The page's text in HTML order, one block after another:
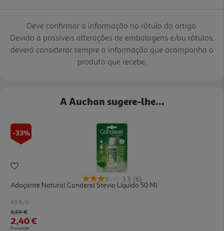
Deve confirmar a informação no rótulo do artigo.
Devido a possíveis alterações de embalagens e/ou rótulos,
deverá considerar sempre a informação que acompanha o
produto que recebe.
A Auchan sugere-lhe...
-33%
3.3 (6)
Adoçante Natural Canderel Stevia Líquido 50 Ml
48 €/Lt
Price reduced from
3,59 €to
2,40 €
Promoção